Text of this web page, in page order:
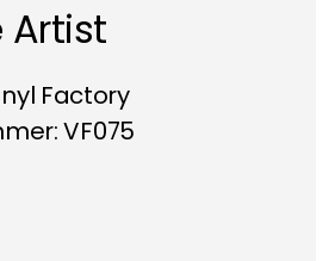
Artist
Factory
VF075